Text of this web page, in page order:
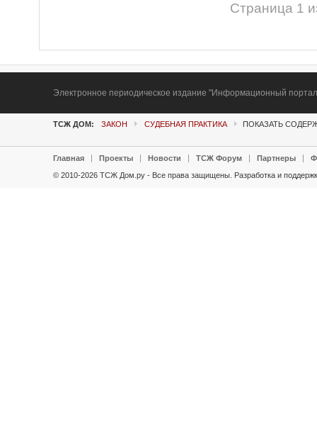
Страница 1
Электронное периодическое издание "Информационный
ТСЖ ДОМ: ЗАКОН СУДЕБНАЯ ПРАКТИКА ПОКАЗАТЬ
Главная Проекты Новости ТСЖ Форум Партнеры
© 2010-2026 ТСЖ Дом.ру - Все права защищены. Разработка и